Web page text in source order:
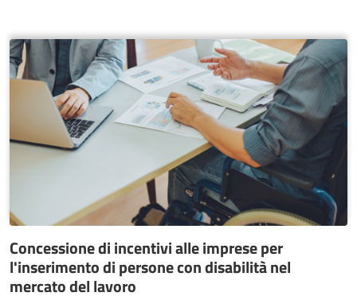
Concessione di incentivi alle imprese per
l'inserimento di persone con disabilità nel
mercato del lavoro